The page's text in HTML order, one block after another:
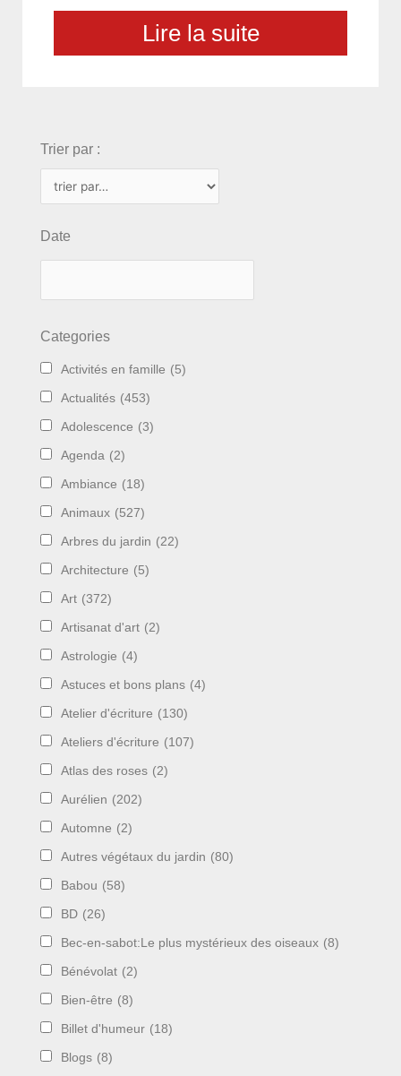
Lire la suite
Trier par :
Date
Categories
Activités en famille (5)
Actualités (453)
Adolescence (3)
Agenda (2)
Ambiance (18)
Animaux (527)
Arbres du jardin (22)
Architecture (5)
Art (372)
Artisanat d'art (2)
Astrologie (4)
Astuces et bons plans (4)
Atelier d'écriture (130)
Ateliers d'écriture (107)
Atlas des roses (2)
Aurélien (202)
Automne (2)
Autres végétaux du jardin (80)
Babou (58)
BD (26)
Bec-en-sabot:Le plus mystérieux des oiseaux (8)
Bénévolat (2)
Bien-être (8)
Billet d'humeur (18)
Blogs (8)